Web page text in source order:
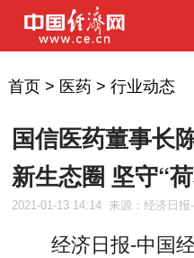
首页> 医药> 行业动态
国信医药董事长
新生态圈 坚守“
2021-01-13 14:14 来源：经济日报
经济日报-中国经